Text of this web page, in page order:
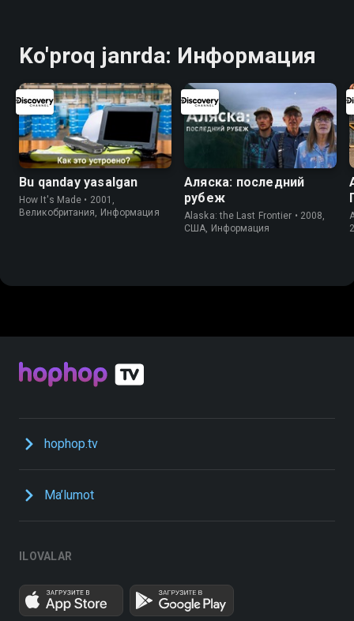
Ko'proq janrda: Информация
Bu qanday yasalgan
How It's Made • 2001,
Великобритания, Информация
Аляска: последний
рубеж
Alaska: the Last Frontier • 2008,
США, Информация
hophop.tv
Ma’lumot
ILOVALAR